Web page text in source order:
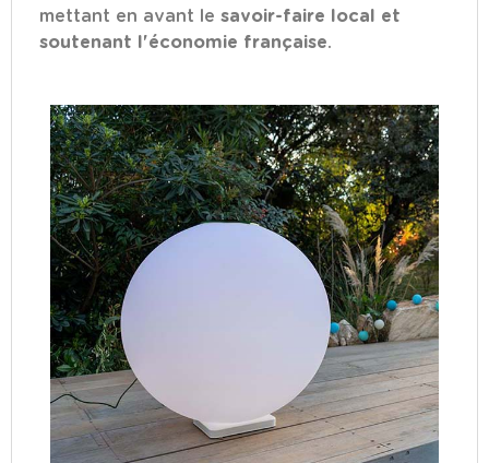
mettant en avant le savoir-faire local et
soutenant l'économie française.